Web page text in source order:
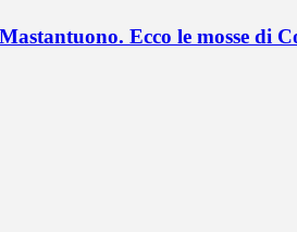
Ecco le mosse di